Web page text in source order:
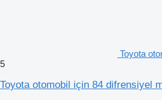
Toyota
5
Toyota otomobil için 84 difrensiyel